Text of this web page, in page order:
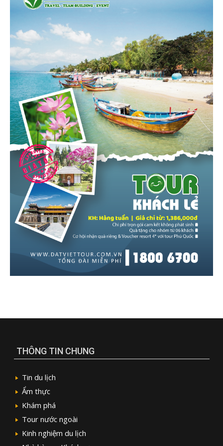
THÔNG TIN CHUNG
Tin du lịch
Ẩm thực
Khám phá
Tour nước ngoài
Kinh nghiệm du lịch